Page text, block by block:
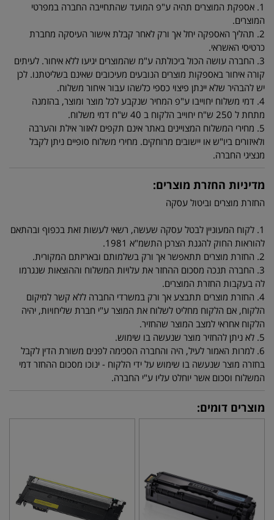
1. אספקת המוצרים תהיה ע"פ המועד שהתחייבה החברה במפרטי
המוצרים.
2. תהליך האספקה יחל אך ורק לאחר קבלת אישור העיסקה מחברת
כרטיסי האשראי.
3. החברה עושה הכול ביכולתה ע"מ שהמוצרים יגיעו ללא איחור. לעיתים
קורה איחור באספקות מוצרים הנובעים מעיכובים שאינם בשליטתנו. לכן
יש להבהיר שלא יינתן פיצוי כספי כלשהו עבור איחור משלוח.
4. דמי משלוח יחוייבו ע"פ המחיר שנקבע לכל מוצר ומוצר, בהזמנה
מתחת ל 250 ש"ח יחוייב הלקוח ב 40 ש"ח דמי משלוח.
5. מחירי המשלוח המצויינים באתר אינם תקפים לאזור אילת והערבה
ולאיזורים ביו"ש או יישובים מרוחקים. מחירי משלוח סופיים ניתן לקבל
מנציגי החברה.
מדיניות החזרת מוצרים:
החזרת מוצרים וביטול עסקה
1. לקוח המעוניין לבטל עסקה שעשה, רשאי לעשות זאת בכפוף ובהתאם
להוראות החוק להגנת הצרכן התשמ"א 1981.
2. החזרת מוצרים תתאפשר אך ורק בשלמותם ובאריזתם המקורית.
3. החברה תנכה מסכום ההחזר את עלויות המשלוח וההוצאות שנגרמו
לה בעקבות החזרת המוצרים.
4. החזרת מוצרים תתבצע אך ורק במשרדי החברה ללא קשר למיקום
הלקוח, אם הלקוח מחליט לשלוח את המוצר ע"י חברת שליחויות, יהיה
הלקוח אחראי למצב המוצר שהחזיר.
5. לא ניתן להחזיר מוצר שנעשה בו שימוש.
6. למרות האמור לעיל, היה והחברה הסכימה לפנים משורת הדין לקבל
בחזרה מוצר שנעשה בו שימוש על ידי הלקוח - ינוכו מסכום ההחזר דמי
המשלוח וסכום אשר יוחלט עליו ע"י החברה.
מוצרים דומים: